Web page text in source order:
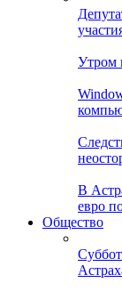
Утром
В
евро
Общество